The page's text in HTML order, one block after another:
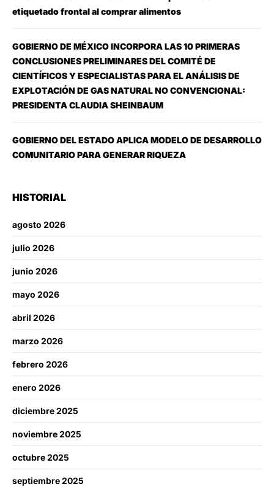
etiquetado frontal al comprar alimentos
GOBIERNO DE MÉXICO INCORPORA LAS 10 PRIMERAS
CONCLUSIONES PRELIMINARES DEL COMITÉ DE
CIENTÍFICOS Y ESPECIALISTAS PARA EL ANÁLISIS DE
EXPLOTACIÓN DE GAS NATURAL NO CONVENCIONAL:
PRESIDENTA CLAUDIA SHEINBAUM
GOBIERNO DEL ESTADO APLICA MODELO DE DESARROLLO
COMUNITARIO PARA GENERAR RIQUEZA
HISTORIAL
agosto 2026
julio 2026
junio 2026
mayo 2026
abril 2026
marzo 2026
febrero 2026
enero 2026
diciembre 2025
noviembre 2025
octubre 2025
septiembre 2025